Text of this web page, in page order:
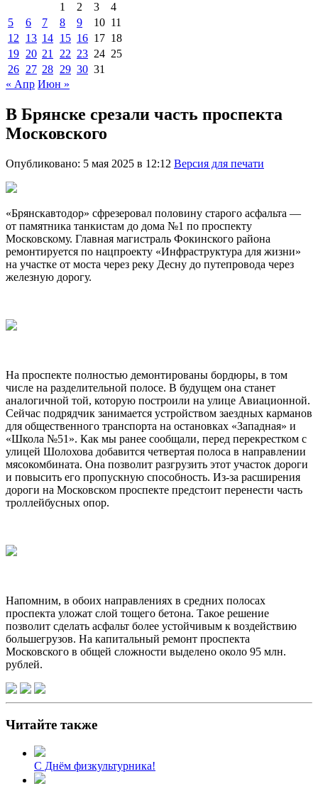
1 2 3
4
5
6 7 8 9 10 11
12
13 14 15 16 17 18
19 20 21 22 23 24 25
26 27 28 29 30 31
« Апр Июн »
В Брянске срезали часть проспекта
Московского
Опубликовано: 5 мая 2025 в 12:12 Версия для печати
«Брянскавтодор» сфрезеровал половину старого асфальта —
от памятника танкистам до дома №1 по проспекту
Московскому. Главная магистраль Фокинского района
ремонтируется по нацпроекту «Инфраструктура для жизни»
на участке от моста через реку Десну до путепровода через
железную дорогу.
На проспекте полностью демонтированы бордюры, в том
числе на разделительной полосе. В будущем она станет
аналогичной той, которую построили на улице Авиационной.
Сейчас подрядчик занимается устройством заездных карманов
для общественного транспорта на остановках «Западная» и
«Школа №51». Как мы ранее сообщали, перед перекрестком с
улицей Шолохова добавится четвертая полоса в направлении
мясокомбината. Она позволит разгрузить этот участок дороги
и повысить его пропускную способность. Из-за расширения
дороги на Московском проспекте предстоит перенести часть
троллейбусных опор.
Напомним, в обоих направлениях в средних полосах
проспекта уложат слой тощего бетона. Такое решение
позволит сделать асфальт более устойчивым к воздействию
большегрузов. На капитальный ремонт проспекта
Московского в общей сложности выделено около 95 млн.
рублей.
Читайте также
С Днём физкультурника!